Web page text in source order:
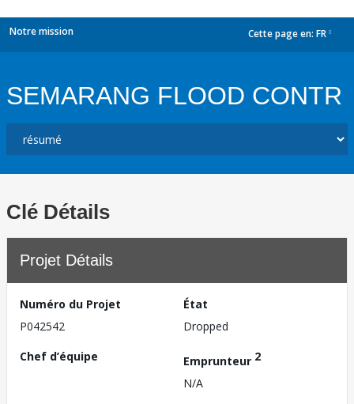
Notre mission Cette page en: FR
SEMARANG FLOOD CONTR
Clé Détails
Projet Détails
Numéro du Projet
P042542
État
Dropped
Chef d’équipe
Emprunteur 2
N/A